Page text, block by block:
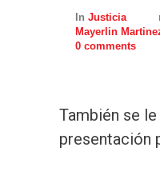
In Justicia
Mayerlin
0 comments
También se
presentación